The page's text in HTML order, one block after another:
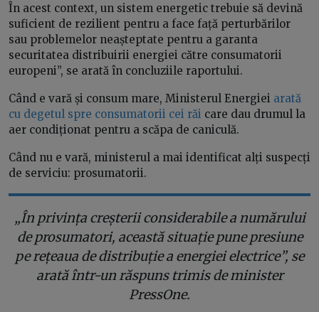
În acest context, un sistem energetic trebuie să devină
suficient de rezilient pentru a face față perturbărilor
sau problemelor neașteptate pentru a garanta
securitatea distribuirii energiei către consumatorii
europeni”, se arată în concluziile raportului.
Când e vară și consum mare, Ministerul Energiei arată
cu degetul spre consumatorii cei răi care dau drumul la
aer condiționat pentru a scăpa de caniculă.
Când nu e vară, ministerul a mai identificat alți suspecți
de serviciu: prosumatorii.
„În privința creșterii considerabile a numărului
de prosumatori, această situație pune presiune
pe rețeaua de distribuție a energiei electrice”, se
arată într-un răspuns trimis de minister
PressOne.